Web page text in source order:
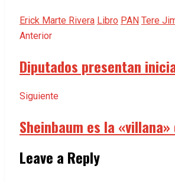
Erick Marte Rivera Libro PAN Tere
Anterior
Diputados presentan
Siguiente
Sheinbaum es la
Leave a Reply